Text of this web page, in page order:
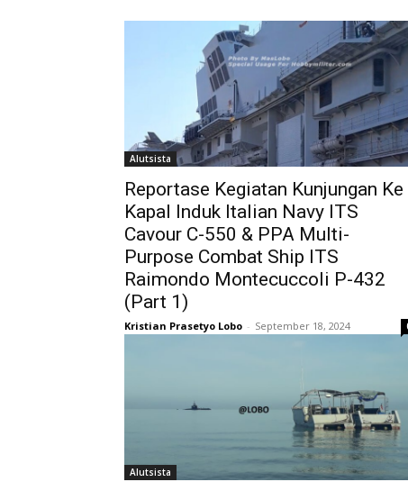
Alutsista
Reportase Kegiatan Kunjungan Ke
Kapal Induk Italian Navy ITS
Cavour C-550 & PPA Multi-
Purpose Combat Ship ITS
Raimondo Montecuccoli P-432
(Part 1)
Kristian Prasetyo Lobo - September 18, 2024
Alutsista